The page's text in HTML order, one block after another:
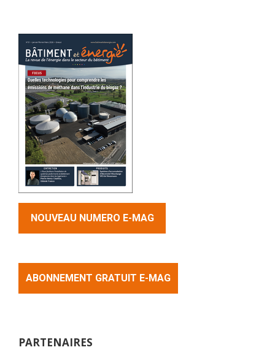
NOUVEAU NUMERO E-MAG
ABONNEMENT GRATUIT E-MAG
PARTENAIRES